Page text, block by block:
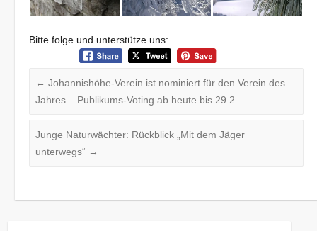
Bitte folge und unterstütze uns:
← Johannishöhe-Verein ist nominiert für den Verein des
Jahres – Publikums-Voting ab heute bis 29.2.
Junge Naturwächter: Rückblick „Mit dem Jäger
unterwegs“ →